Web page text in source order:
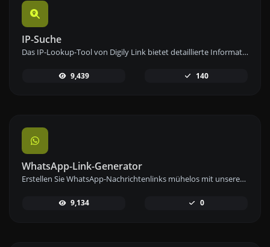
IP-Suche
Das IP-Lookup-Tool von Digily Link bietet detaillierte Informationen zu jeder IP-Adresse. Nutzen Sie diesen kostenlosen Online-Dienst, um umfassende IP-Daten zu erhalten.
9,439 140
WhatsApp-Link-Generator
Erstellen Sie WhatsApp-Nachrichtenlinks mühelos mit unserem WhatsApp-Link-Generator-Tool für sofortige Kommunikation.
9,134 0